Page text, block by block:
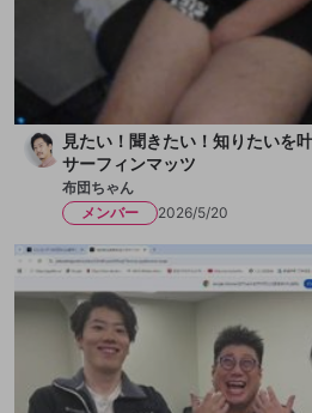
見たい！聞きたい！知りたいを
サーフィンマッツ
布団ちゃん
メンバー
2026/5/20